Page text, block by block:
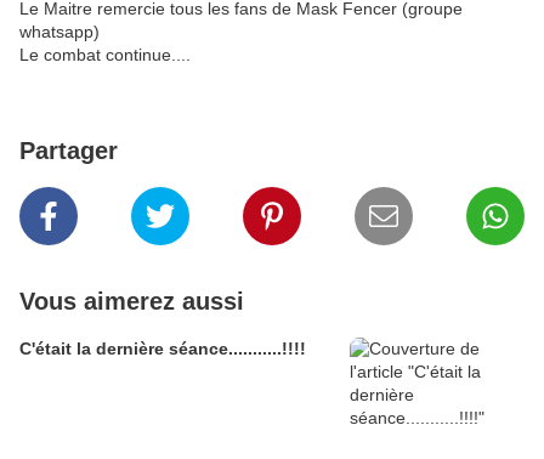
Le Maitre remercie tous les fans de Mask Fencer (groupe
whatsapp)
Le combat continue....
Partager
Vous aimerez aussi
C'était la dernière séance...........!!!!